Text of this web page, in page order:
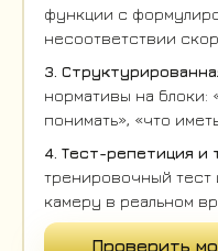
функции с
несоответствии
3.
нормативы на блоки:
понимать», «что
4. Тест-репетиция и
тренировочный тест
камеру в реальном
Проверить